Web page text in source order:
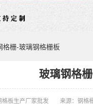
格栅-玻璃钢格栅板
玻璃钢格
板生产厂家批发 来源：钢格